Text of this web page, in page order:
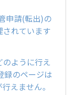
申請(転出)の
れています
ように行え
録のページは
えません。